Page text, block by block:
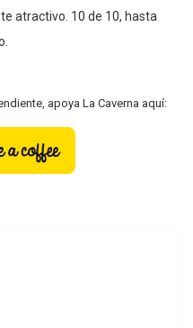
atractivo. 10 de 10, hasta
apoya La Caverna aquí: